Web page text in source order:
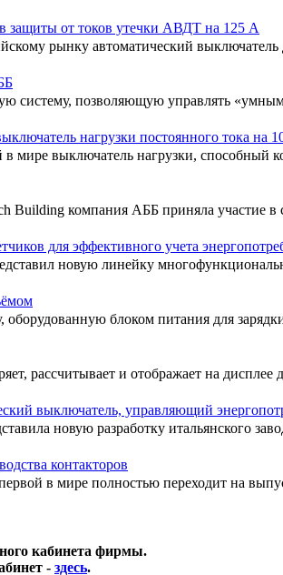
защиты от токов утечки АВДТ на 125 А
рынку автоматический
систему, позволяющую управлять
нагрузки постоянного тока на
мире выключатель нагрузки, способный
Building компания АББ приняла участие
для эффективного учета
новую линейку
блоком питания для
рассчитывает и отображает на дисплее
выключатель, управляющий
новую разработку итальянского
контакторов
в мире полностью переходит на
кабинета фирмы.
- здесь.